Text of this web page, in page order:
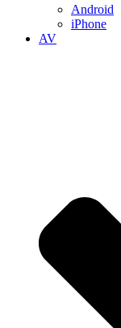
Android
iPhone
AV